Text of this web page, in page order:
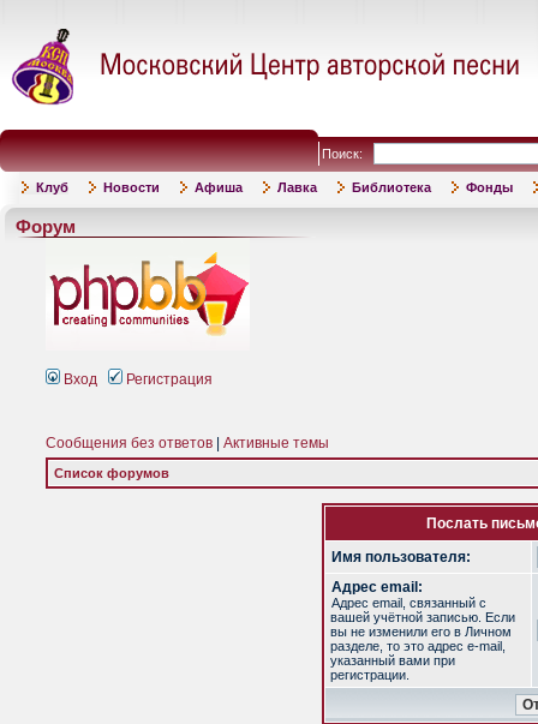
Поиск:
Клуб Новости Афиша Лавка Библиотека Фонды
Форум
Вход Регистрация
Сообщения без ответов Активные темы
Список форумов
Послать
Имя пользователя:
Адрес email:
Адрес email, связанный с
вашей учётной записью. Если
вы не изменили его в Личном
разделе, то это адрес e-mail,
указанный вами при
регистрации.